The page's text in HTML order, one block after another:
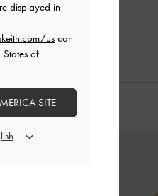
displayed in
us can
of
SITE